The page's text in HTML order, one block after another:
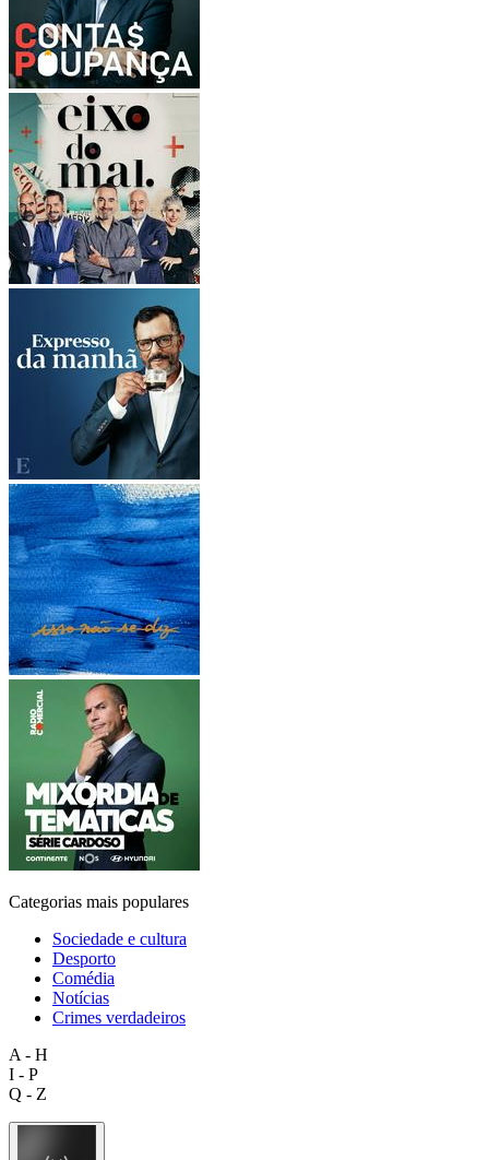
Categorias mais populares
Sociedade e cultura
Desporto
Comédia
Notícias
Crimes verdadeiros
A - H
I - P
Q - Z